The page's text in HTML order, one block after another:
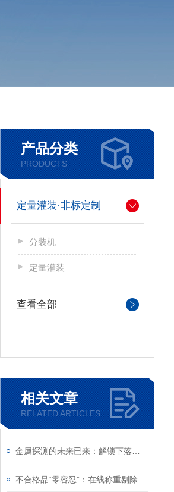
产品分类
PRODUCTS
定量灌装·非标定制
分装机
定量灌装
查看全部
相关文章
RELATED ARTICLES